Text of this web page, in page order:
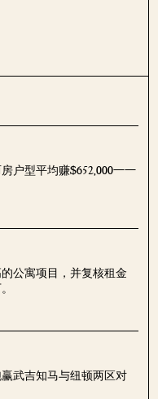
户型平均赚$652,000——
公寓项目，并复核租金
武吉知马与纽顿两区对